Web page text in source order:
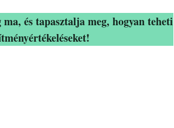
és tapasztalja meg, hogyan teheti